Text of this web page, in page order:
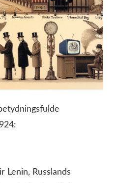
Lenin, Russlands